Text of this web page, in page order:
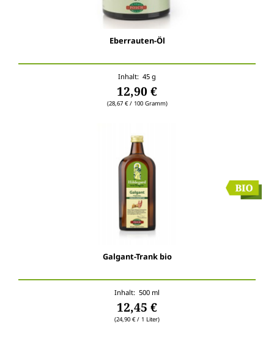
Eberrauten-Öl
Inhalt: 45 g
12,90 €
(28,67 € / 100 Gramm)
Galgant-Trank bio
Inhalt: 500 ml
12,45 €
(24,90 € / 1 Liter)